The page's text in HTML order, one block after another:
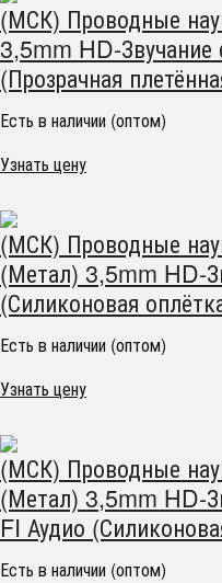
(МСК) Проводные
3,5mm HD-
(Прозрачная
Есть в наличии (оптом)
Узнать цену
(МСК) Проводные
(Метал) 3,5mm HD-
(Силиконовая
Есть в наличии (оптом)
Узнать цену
(МСК) Проводные
(Метал) 3,5mm HD-
FI Аудио
Есть в наличии (оптом)